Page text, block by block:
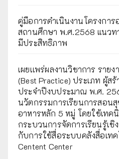
คู่มือการดำเนินงานโครงกา
สถานศึกษา พ.ศ.2568 แนว
มีประสิทธิภาพ
เผยเเพร่ผลงานวิชาการ ราย
(Best Practice) ประเภท ผู้ส
ประจำปีงบประมาณ พ.ศ.
นวัตกรรมการเรียนการสอน
อาหารหลัก 5 หมู่ โดยใช้เทค
กระบวนการจัดการเรียนรู้เชิ
กับการใช้สื่อระบบคลังสื่อเท
Centent Center